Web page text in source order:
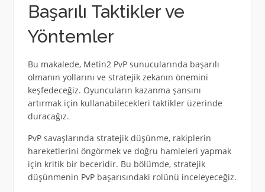
Başarılı Taktikler ve
Yöntemler
Bu makalede, Metin2 PvP sunucularında başarılı
olmanın yollarını ve stratejik zekanın önemini
keşfedeceğiz. Oyuncuların kazanma şansını
artırmak için kullanabilecekleri taktikler üzerinde
duracağız.
PvP savaşlarında stratejik düşünme, rakiplerin
hareketlerini öngörmek ve doğru hamleleri yapmak
için kritik bir beceridir. Bu bölümde, stratejik
düşünmenin PvP başarısındaki rolünü inceleyeceğiz.